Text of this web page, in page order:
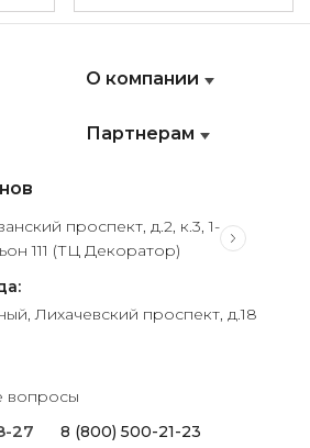
О компании
Партнерам
проспект, д.2, к.3, 1-
111 (ТЦ Декоратор)
Лихачевский проспект, д.18
вопросы
27 8 (800) 500-21-23